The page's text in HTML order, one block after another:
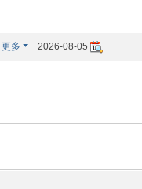
更多 2026-08-05